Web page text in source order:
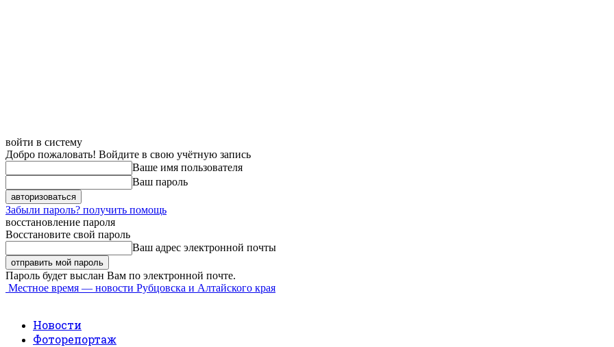
войти в систему
Добро пожаловать! Войдите в свою учётную запись
Ваше имя пользователя
Ваш пароль
Забыли пароль? получить помощь
восстановление пароля
Восстановите свой пароль
Ваш адрес электронной почты
Пароль будет выслан Вам по электронной почте.
Местное время — новости Рубцовска и Алтайского края
Новости
Фоторепортаж